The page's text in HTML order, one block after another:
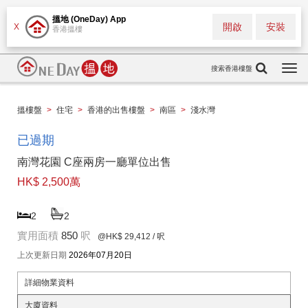
X
搵地 (OneDay) App
香港搵樓 安裝
開啟
搜索香港樓盤
搵樓盤 > 住宅 > 香港的出售樓盤 > 南區 > 淺水灣
已過期
南灣花園 C座兩房一廳單位出售
HK$ 2,500萬
2 2
實用面積 850 呎 @HK$ 29,412 / 呎
上次更新日期 2026年07月20日
詳細物業資料
大廈資料